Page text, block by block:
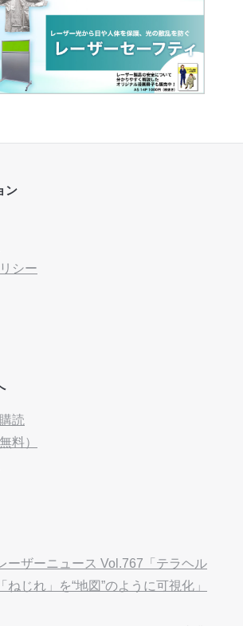
ン
シー
読
料）
ーザーニュース Vol.767「テラヘル
ねじれ」を“地図”のように可視化」